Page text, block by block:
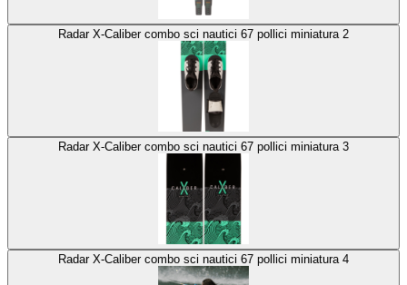
Radar X-Caliber combo sci nautici 67 pollici miniatura 2
Radar X-Caliber combo sci nautici 67 pollici miniatura 3
Radar X-Caliber combo sci nautici 67 pollici miniatura 4